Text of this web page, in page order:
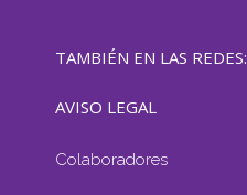
TAMBIÉN EN LAS REDES:
AVISO LEGAL
Colaboradores